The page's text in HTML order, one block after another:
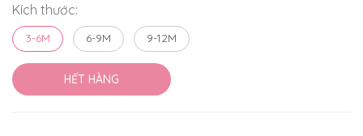
Kích thước:
3-6M 6-9M 9-12M
HẾT HÀNG